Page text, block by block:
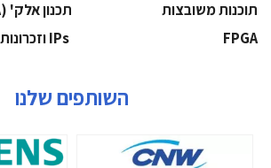
‫תוכנות משובצות‬
‫תכנון אלק' (‪(EDA‬‬
‫‪FPGA‬‬
השותפים שלנו